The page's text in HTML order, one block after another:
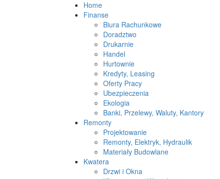
Home
Finanse
Biura Rachunkowe
Doradztwo
Drukarnie
Handel
Hurtownie
Kredyty, Leasing
Oferty Pracy
Ubezpieczenia
Ekologia
Banki, Przelewy, Waluty, Kantory
Remonty
Projektowanie
Remonty, Elektryk, Hydraulik
Materiały Budowlane
Kwatera
Drzwi i Okna